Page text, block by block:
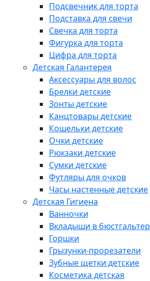
Подсвечник для торта
Подставка для свечи
Свечка для торта
Фигурка для торта
Цифра для торта
Детская Галантерея
Аксессуары для волос
Брелки детские
Зонты детские
Канцтовары детские
Кошельки детские
Очки детские
Рюкзаки детские
Сумки детские
Футляры для очков
Часы настенные детские
Детская Гигиена
Ванночки
Вкладыши в бюстгальтер
Горшки
Грызунки-прорезатели
Зубные щетки детские
Косметика детская